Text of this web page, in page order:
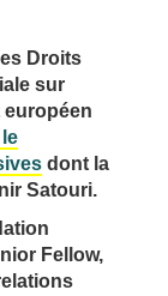
Droits
sur
européen
dont la
Satouri.
Fellow,